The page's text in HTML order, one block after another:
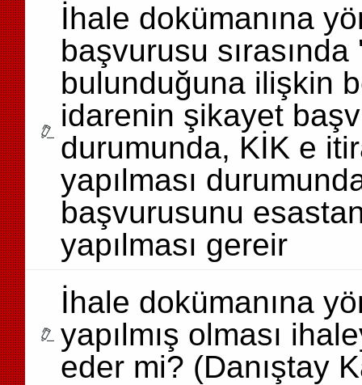
İhale dokümanına
başvurusu
bulunduğuna ilişkin
idarenin şikayet
durumunda, KİK e
yapılması
başvurusunu
yapılması gereir
İhale dokümanına
yapılmış olması
eder mi? (Danıştay